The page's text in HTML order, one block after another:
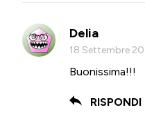
Delia
18 Settembre
Buonissima!!!
RISPONDI